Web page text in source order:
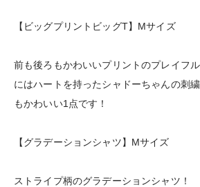
【ビッグプリントビッグT】Mサイズ
前も後ろもかわいいプリントのプレイフ
にはハートを持ったシャドーちゃんの刺
もかわいい1点です！
【グラデーションシャツ】Mサイズ
ストライプ柄のグラデーションシャツ！